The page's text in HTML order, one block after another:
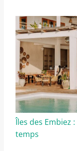
Îles des Embiez
temps